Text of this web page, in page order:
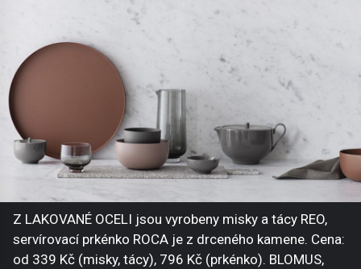
Z LAKOVANÉ OCELI jsou vyrobeny misky a tácy REO,
servírovací prkénko ROCA je z drceného kamene. Cena:
od 339 Kč (misky, tácy), 796 Kč (prkénko). BLOMUS,